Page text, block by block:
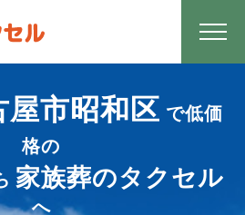
市昭和区 で低価
格の
家族葬のタクセル
へ